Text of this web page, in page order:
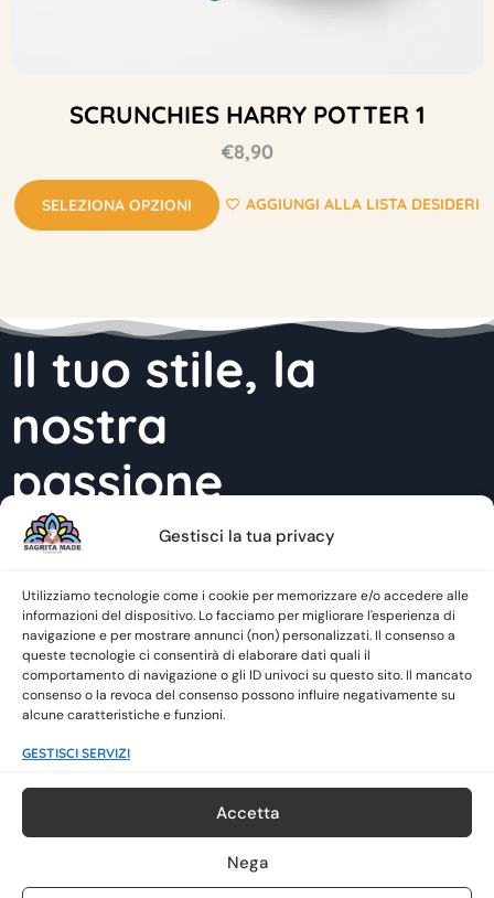
Gestisci la tua privacy
Utilizziamo tecnologie come i cookie per memorizzare e/o accedere alle
informazioni del dispositivo. Lo facciamo per migliorare l'esperienza di
navigazione e per mostrare annunci (non) personalizzati. Il consenso a
queste tecnologie ci consentirà di elaborare dati quali il
comportamento di navigazione o gli ID univoci su questo sito. Il mancato
consenso o la revoca del consenso possono influire negativamente su
alcune caratteristiche e funzioni.
GESTISCI SERVIZI
Accetta
Nega
SCRUNCHIES HARRY POTTER 1
€8,90
SELEZIONA OPZIONI AGGIUNGI ALLA LISTA DESIDERI
Il tuo stile, la
nostra
passione
INFO@SAGRITAMADE.IT
+39 351 423 30 32
Social